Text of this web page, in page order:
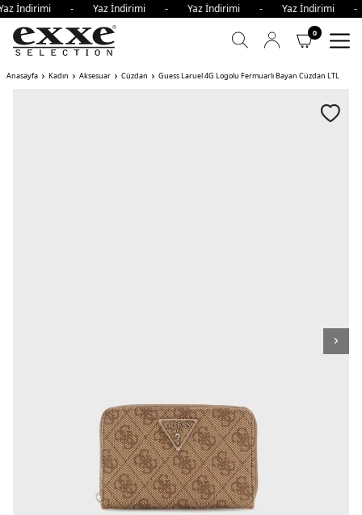
İndirimi - Yaz İndirimi - Yaz İndirimi - Yaz
0
Anasayfa Kadın Aksesuar Cüzdan Guess Laruel 4G Logolu Fermuarlı Bayan Cüzdan LTL